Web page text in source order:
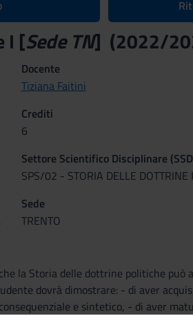
I [Sede TN] (2022/
Docente
Tiziana Faitini
Crediti
6
Settore Scientifico Disciplinare
SPS/02 - STORIA DELLE DOTTRINE
Sede
TRENTO
la Storia delle dottrine politiche
dovrà dimostrare: - di aver
e sintetico, - di aver